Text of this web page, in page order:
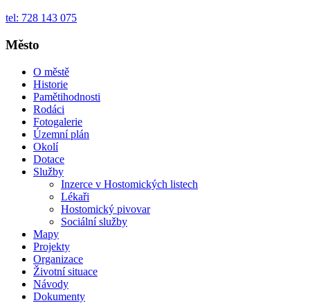
tel: 728 143 075
Město
O městě
Historie
Pamětihodnosti
Rodáci
Fotogalerie
Územní plán
Okolí
Dotace
Služby
Inzerce v Hostomických listech
Lékaři
Hostomický pivovar
Sociální služby
Mapy
Projekty
Organizace
Životní situace
Návody
Dokumenty